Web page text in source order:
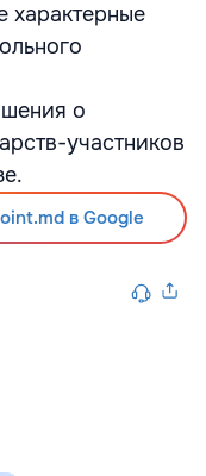
характерные
о
участников
в Google